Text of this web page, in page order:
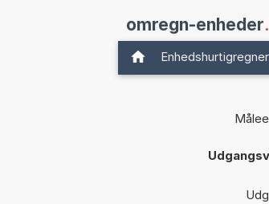
omregn-enheder
Enhedshurtigregner